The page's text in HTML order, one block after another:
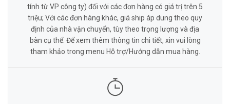
tính từ VP công ty) đối với các đơn hàng có giá trị trên 5
triệu; Với các đơn hàng khác, giá ship áp dung theo quy
định của nhà vận chuyển, tùy theo trọng lượng và địa
bàn cụ thể. Để xem thêm thông tin chi tiết, xin vui lòng
tham khảo trong menu Hỗ trợ/Hướng dẫn mua hàng.